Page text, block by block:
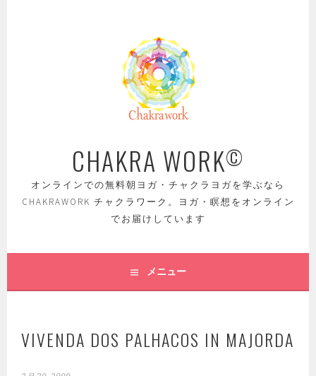
CHAKRA WORK©
オンラインでの無料朝ヨガ・チャクラヨガを学ぶなら
CHAKRAWORK チャクラワーク。ヨガ・瞑想をオンライン
でお届けしています
メニュー
VIVENDA DOS PALHACOS IN MAJORDA